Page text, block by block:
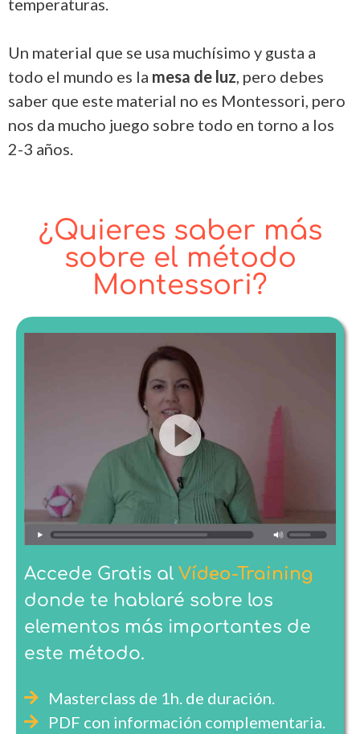
temperaturas.
Un material que se usa muchísimo y gusta a
todo el mundo es la mesa de luz, pero debes
saber que este material no es Montessori, pero
nos da mucho juego sobre todo en torno a los
2-3 años.
¿Quieres saber más
sobre el método
Montessori?
Accede Gratis al Vídeo-Training
donde te hablaré sobre los
elementos más importantes de
este método.
Masterclass de 1h. de duración.
PDF con información complementaria.